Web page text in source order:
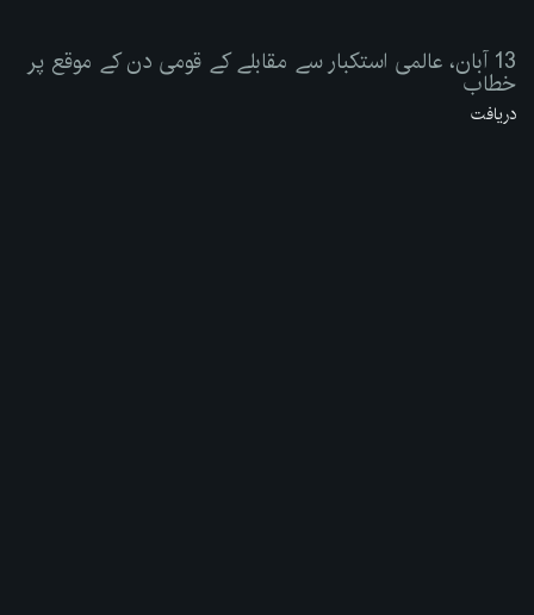
13 آبان، عالمی استکبار سے مقابلے کے قومی دن کے موقع پر
خطاب
دریافت